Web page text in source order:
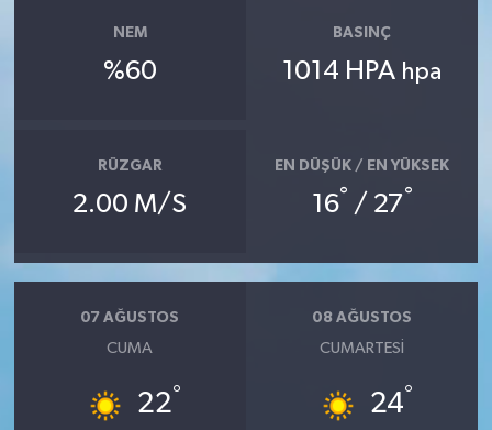
NEM
%60
BASINÇ
1014 HPA hpa
RÜZGAR
2.00 M/S
EN DÜŞÜK / EN YÜKSEK
16° / 27°
07 AĞUSTOS
CUMA
22°
08 AĞUSTOS
CUMARTESI
24°